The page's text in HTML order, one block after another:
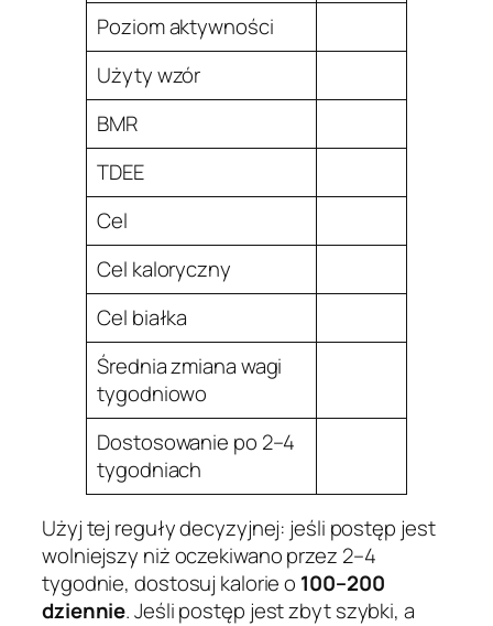
Poziom aktywności
Użyty wzór
BMR
TDEE
Cel
Cel kaloryczny
Cel białka
Średnia zmiana wagi
tygodniowo
Dostosowanie po 2–4
tygodniach
Użyj tej reguły decyzyjnej: jeśli postęp jest
wolniejszy niż oczekiwano przez 2–4
tygodnie, dostosuj kalorie o 100–200
dziennie. Jeśli postęp jest zbyt szybki, a